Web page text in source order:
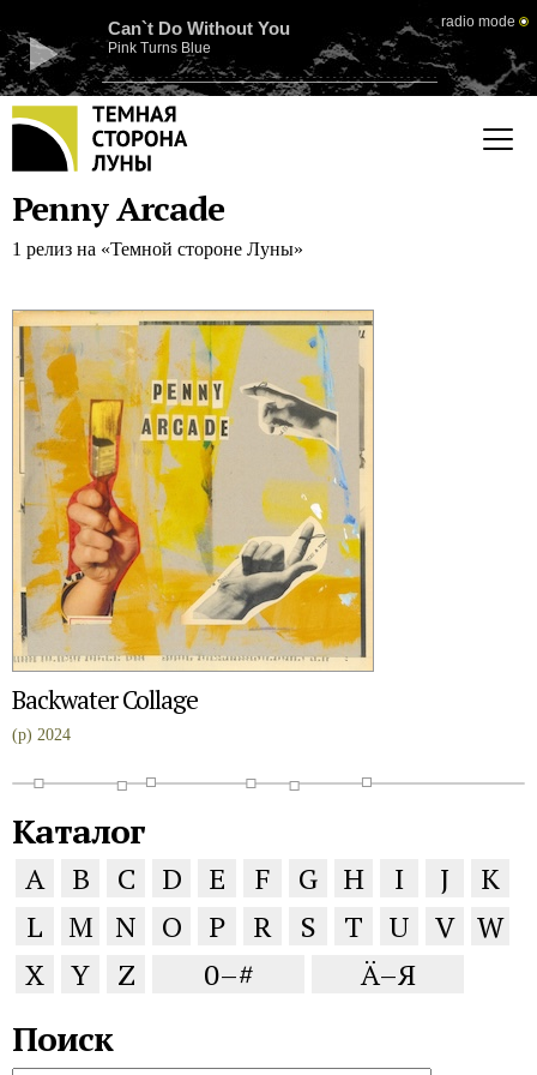
Can`t Do Without You
Pink Turns Blue
radio mode
Penny Arcade
1 релиз на «Темной стороне Луны»
Backwater Collage
(p) 2024
Каталог
A B C D E F G H I J
K
L
M N O P R S T U V W
X
Y Z 0–# Ä–Я
Поиск